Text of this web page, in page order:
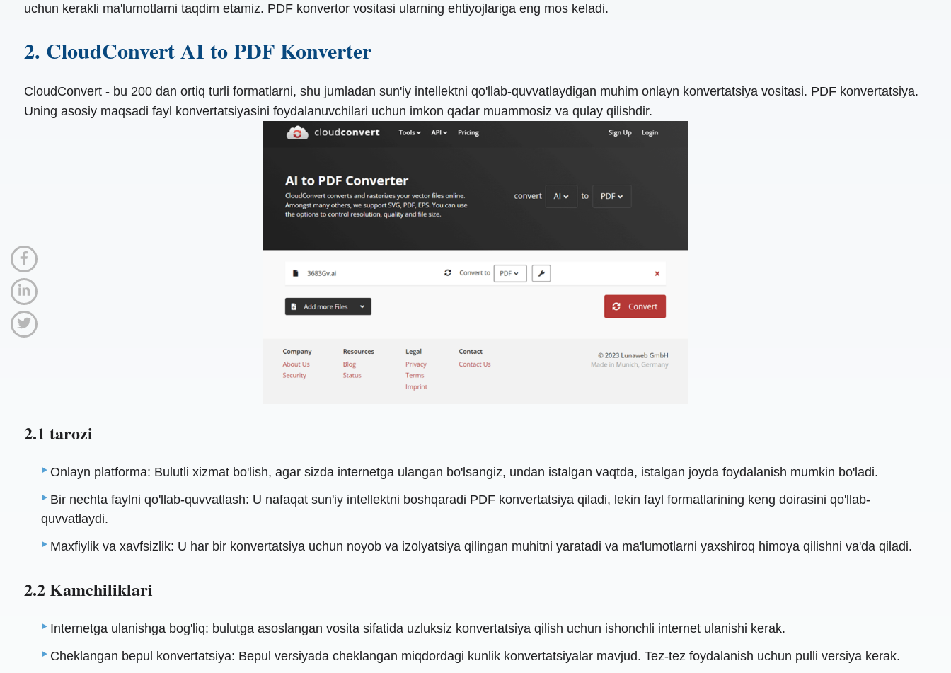
uchun kerakli ma'lumotlarni taqdim etamiz. PDF konvertor vositasi ularning ehtiyojlariga eng mos keladi.
2. CloudConvert AI to PDF Konverter
CloudConvert - bu 200 dan ortiq turli formatlarni, shu jumladan sun'iy intellektni qo'llab-quvvatlaydigan muhim onlayn konvertatsiya vositasi. PDF konvertatsiya.
Uning asosiy maqsadi fayl konvertatsiyasini foydalanuvchilari uchun imkon qadar muammosiz va qulay qilishdir.
2.1 tarozi
Onlayn platforma: Bulutli xizmat bo'lish, agar sizda internetga ulangan bo'lsangiz, undan istalgan vaqtda, istalgan joyda foydalanish mumkin bo'ladi.
Bir nechta faylni qo'llab-quvvatlash: U nafaqat sun'iy intellektni boshqaradi PDF konvertatsiya qiladi, lekin fayl formatlarining keng doirasini qo'llab-
quvvatlaydi.
Maxfiylik va xavfsizlik: U har bir konvertatsiya uchun noyob va izolyatsiya qilingan muhitni yaratadi va ma'lumotlarni yaxshiroq himoya qilishni va'da qiladi.
2.2 Kamchiliklari
Internetga ulanishga bog'liq: bulutga asoslangan vosita sifatida uzluksiz konvertatsiya qilish uchun ishonchli internet ulanishi kerak.
Cheklangan bepul konvertatsiya: Bepul versiyada cheklangan miqdordagi kunlik konvertatsiyalar mavjud. Tez-tez foydalanish uchun pulli versiya kerak.